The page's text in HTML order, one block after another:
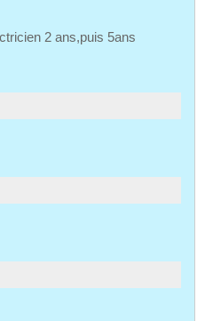
2 ans,puis 5ans